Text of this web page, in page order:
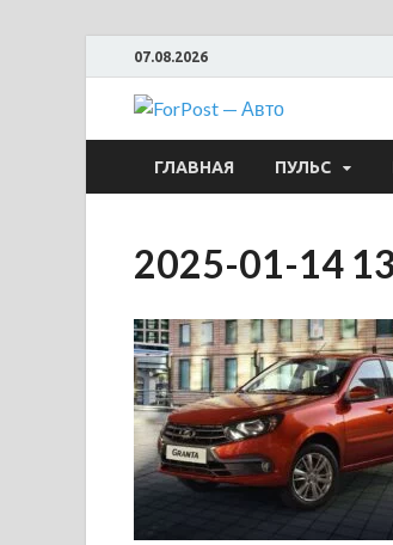
07.08.2026
ГЛАВНАЯ ПУЛЬС
2025-01-14